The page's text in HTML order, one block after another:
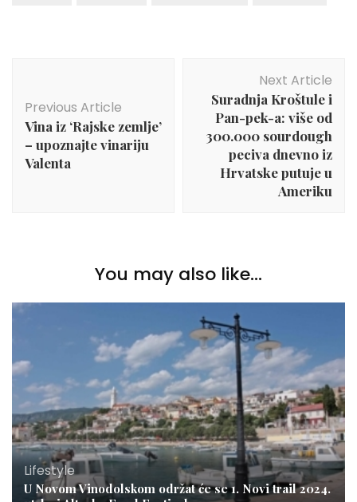
Previous Article
Vina iz ‘Rajske zemlje’
– upoznajte vinariju
Valenta
Next Article
Suradnja Kroštule i
Pan-pek-a: više od
300.000 sourdough
peciva dnevno iz
Hrvatske putuje u
Ameriku
You may also like...
Lifestyle
U Novom Vinodolskom održat će se 1. Novi trail 2024.